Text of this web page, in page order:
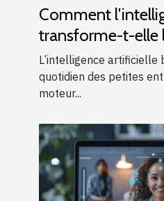
Comment
transforme-t-elle
entreprises ?
L’intelligence artificielle
quotidien des petites
moteur...